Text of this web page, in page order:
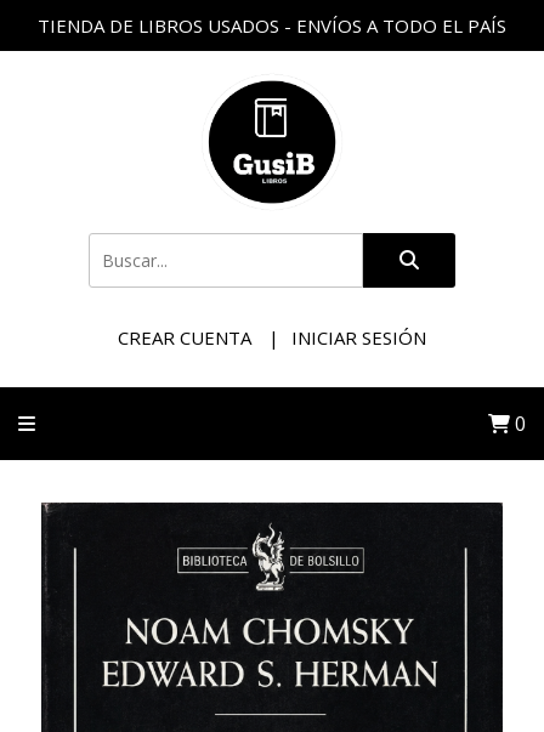
TIENDA DE LIBROS USADOS - ENVÍOS A TODO EL PAÍS
CREAR CUENTA INICIAR SESIÓN
0